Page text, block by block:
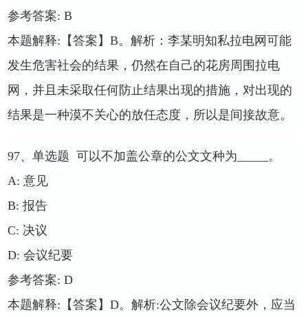
参考答案: B
本题解释: 【答案】B。解析：李某明知私拉电网可能
发生危害社会的结果，仍然在自己的花房周围拉电
网，并且未采取任何防止结果出现的措施，对出现的
结果是一种漠不关心的放任态度，所以是间接故意。
97、单选题 可以不加盖公章的公文文种为
。
A:意见
B:报告
C: 决议
D:会议纪要
参考答案: D
本题解释: 【答案】D。解析:公文除会议纪要外，应当